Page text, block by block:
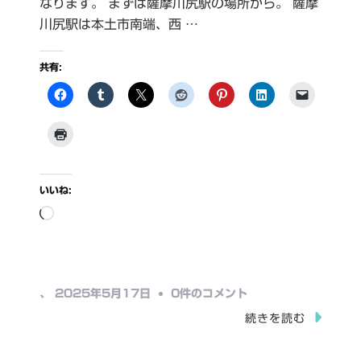
なります。 まずは薩摩川尻駅の場所から。 薩摩
川尻駅は本土市南端、西 …
共有:
いいね:
読
中…
、 2025年5月17日 薩
0件のコメント
続きを読む